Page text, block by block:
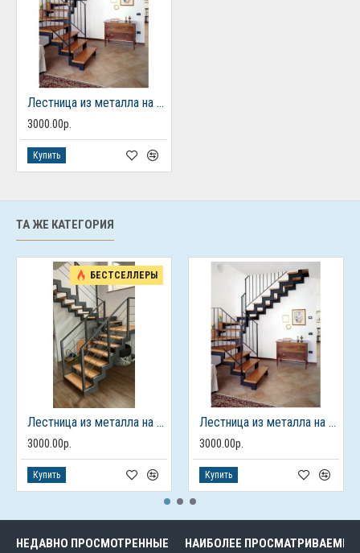
Лестница из металла на 2 этаж
3000.00р.
Купить
ТА ЖЕ КАТЕГОРИЯ
БЕСТСЕЛЛЕРЫ
Лестница из металла на 2 этаж
3000.00р.
Купить
Лестница из металла на 2 этаж
3000.00р.
Купить
НЕДАВНО ПРОСМОТРЕННЫЕ НАИБОЛЕЕ ПРОСМАТРИВАЕМЫЕ